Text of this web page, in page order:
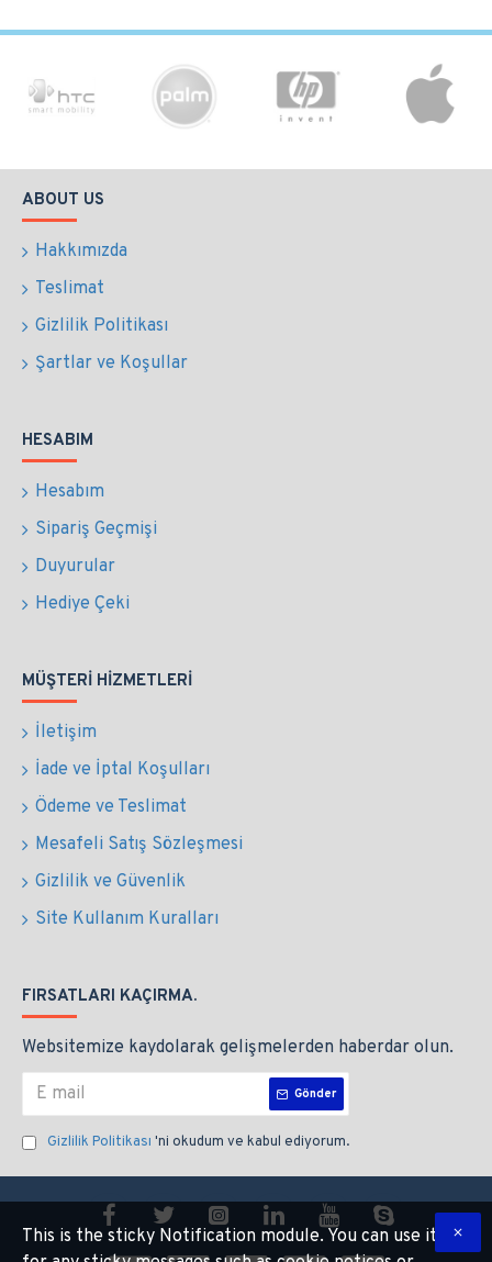
ABOUT US
Hakkımızda
Teslimat
Gizlilik Politikası
Şartlar ve Koşullar
HESABIM
Hesabım
Sipariş Geçmişi
Duyurular
Hediye Çeki
MÜŞTERI HIZMETLERI
İletişim
İade ve İptal Koşulları
Ödeme ve Teslimat
Mesafeli Satış Sözleşmesi
Gizlilik ve Güvenlik
Site Kullanım Kuralları
FIRSATLARI KAÇIRMA.
Websitemize kaydolarak gelişmelerden haberdar olun.
Gönder
Gizlilik Politikası 'ni okudum ve kabul ediyorum.
This is the sticky Notification module. You can use it